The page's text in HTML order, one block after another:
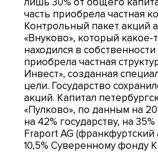
часть приобрела частная
Контрольный пакет акций
«Внуково», который какое-
находился в
приобрела частная
Инвест», созданная
цели. Государство
акций. Капитал
«Пулково», по данным на
на 42% государству, на
Fraport AG (франкфуртский
10,5% Суверенному фонду